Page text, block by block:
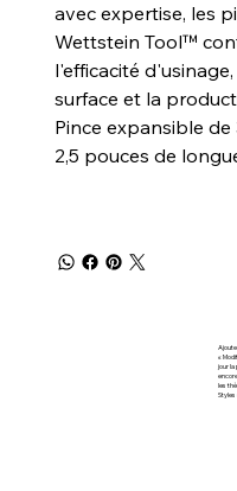
avec expertise, les
Wettstein Tool™
l'efficacité
surface et la
Pince expansible
2,5 pouces de
«
jour la
les
Styles